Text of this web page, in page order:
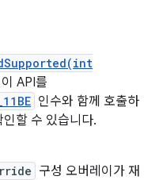
API를
인수와 함께 호출하
할 수 있습니다.
구성 오버레이가 재